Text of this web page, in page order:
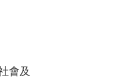
會及